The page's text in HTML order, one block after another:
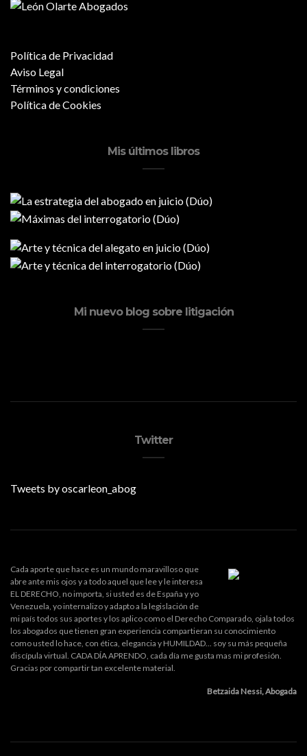
Política de Privacidad
Aviso Legal
Términos y condiciones
Política de Cookies
Mis últimos libros
Mi nuevo blog sobre litigación
Twitter
Tweets by oscarleon_abog
Cada aporte que hace es un mundo maravilloso que
abre ante mis ojos y a todo aquel que lee y le interesa
EL DERECHO, no importa, si usted es de España y yo
Venezuela, yo internalizo y adapto a la legislación de
mi país todos sus aportes y los aplico como el Derecho Comparado, ojala todos
los abogados que tienen gran experiencia compartieran su conocimiento
como usted lo hace, con ética, elegancia y HUMILDAD... soy su más pequeña
discípula virtual. CADA DÍA APRENDO, cada día me gusta mas mi profesión.
Gracias por compartir tan excelente material.
Betzaida Nessi, Abogada